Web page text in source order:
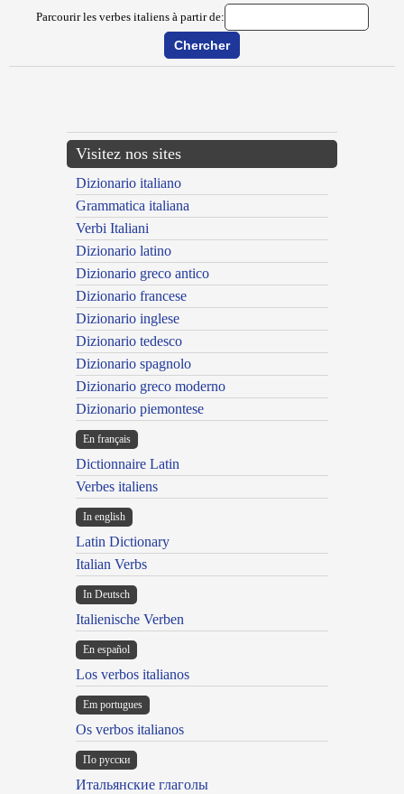
Parcourir les verbes italiens à partir de:
Visitez nos sites
Dizionario italiano
Grammatica italiana
Verbi Italiani
Dizionario latino
Dizionario greco antico
Dizionario francese
Dizionario inglese
Dizionario tedesco
Dizionario spagnolo
Dizionario greco moderno
Dizionario piemontese
En français
Dictionnaire Latin
Verbes italiens
In english
Latin Dictionary
Italian Verbs
In Deutsch
Italienische Verben
En español
Los verbos italianos
Em portugues
Os verbos italianos
По русски
Итальянские глаголы